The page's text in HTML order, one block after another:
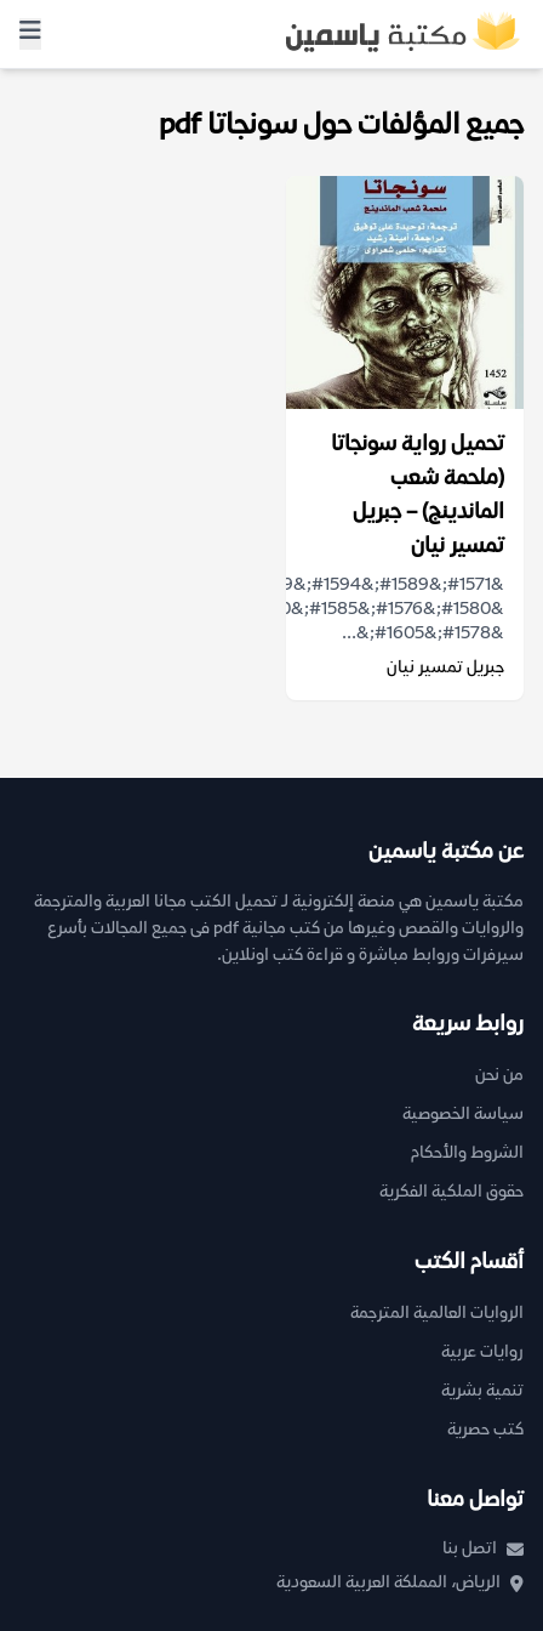
جميع المؤلفات حول سونجاتا pdf
تحميل رواية سونجاتا
(ملحمة شعب
الماندينج) – جبريل
تمسير نيان
&#1578;&#1605;&...
جبريل تمسير نيان
عن مكتبة ياسمين
مكتبة ياسمين هي منصة إلكترونية لـ تحميل الكتب مجانا العربية والمترجمة
والروايات والقصص وغيرها من كتب مجانية pdf فى جميع المجالات بأسرع
سيرفرات وروابط مباشرة و قراءة كتب اونلاين.
روابط سريعة
من نحن
سياسة الخصوصية
الشروط والأحكام
حقوق الملكية الفكرية
أقسام الكتب
الروايات العالمية المترجمة
روايات عربية
تنمية بشرية
كتب حصرية
تواصل معنا
اتصل بنا
الرياض، المملكة العربية السعودية